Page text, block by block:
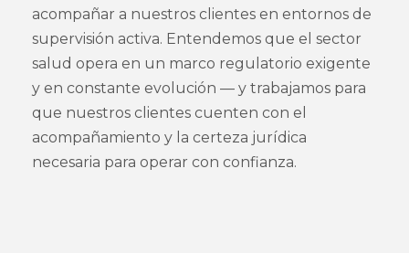
acompañar a nuestros clientes en entornos de
supervisión activa. Entendemos que el sector
salud opera en un marco regulatorio exigente
y en constante evolución — y trabajamos para
que nuestros clientes cuenten con el
acompañamiento y la certeza jurídica
necesaria para operar con confianza.